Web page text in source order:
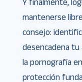
Y finalmente,
mantenerse
consejo:
desencadena tu
la pornografía
protección